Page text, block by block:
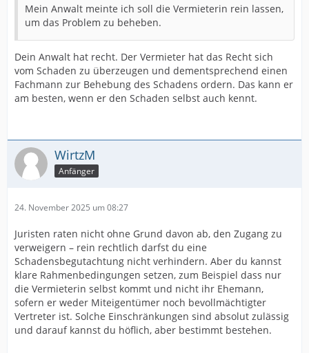
Mein Anwalt meinte ich soll die Vermieterin rein lassen,
um das Problem zu beheben.
Dein Anwalt hat recht. Der Vermieter hat das Recht sich
vom Schaden zu überzeugen und dementsprechend einen
Fachmann zur Behebung des Schadens ordern. Das kann er
am besten, wenn er den Schaden selbst auch kennt.
WirtzM
Anfänger
24. November 2025 um 08:27
Juristen raten nicht ohne Grund davon ab, den Zugang zu
verweigern – rein rechtlich darfst du eine
Schadensbegutachtung nicht verhindern. Aber du kannst
klare Rahmenbedingungen setzen, zum Beispiel dass nur
die Vermieterin selbst kommt und nicht ihr Ehemann,
sofern er weder Miteigentümer noch bevollmächtigter
Vertreter ist. Solche Einschränkungen sind absolut zulässig
und darauf kannst du höflich, aber bestimmt bestehen.